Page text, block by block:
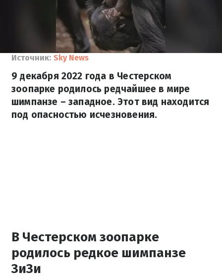
Источник: Sky News
9 декабря 2022 года в Честерском
зоопарке родилось редчайшее в мире
шимпанзе – западное. Этот вид находится
под опасностью исчезновения.
В Честерском зоопарке
родилось редкое шимпанзе
ЗиЗи